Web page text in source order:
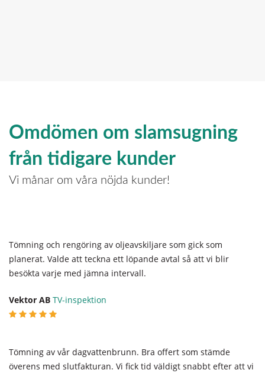
Omdömen om slamsugning
från tidigare kunder
Vi månar om våra nöjda kunder!
Tömning och rengöring av oljeavskiljare som gick som
planerat. Valde att teckna ett löpande avtal så att vi blir
besökta varje med jämna intervall.
Vektor AB TV-inspektion
Tömning av vår dagvattenbrunn. Bra offert som stämde
överens med slutfakturan. Vi fick tid väldigt snabbt efter att vi